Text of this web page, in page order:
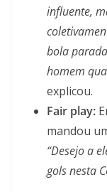
influente,
bola
homem
explicou.
Fair play:
mandou
“Desejo a
gols nesta